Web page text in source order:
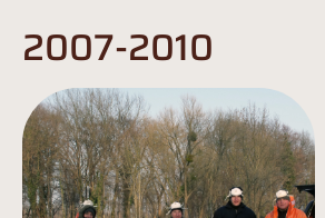
2007-2010